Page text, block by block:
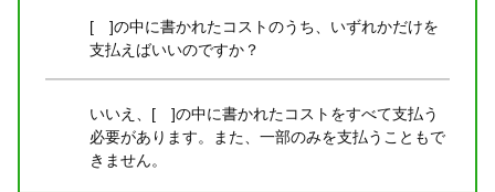
[ ]の中に書かれたコストのうち、いずれかだけを
支払えばいいのですか？
いいえ、[ ]の中に書かれたコストをすべて支払う
必要があります。また、一部のみを支払うこともで
きません。